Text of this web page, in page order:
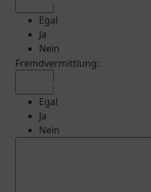
Egal
Ja
Nein
Fremdvermittlung:
Egal
Ja
Nein